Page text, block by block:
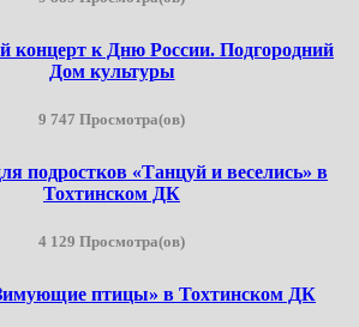
концерт к Дню России. Подгородний
Дом культуры
9 747 Просмотра(ов)
подростков «Танцуй и веселись» в
Тохтинском ДК
4 129 Просмотра(ов)
птицы» в Тохтинском ДК